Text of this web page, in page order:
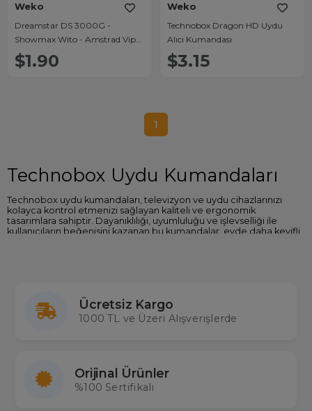
Weko
Dreamstar DS 3000G -
Showmax Wito - Amstrad Viper
- Saturk HD Uydu Alıcı
Kumandası
$1.90
Weko
Technobox Dragon HD Uydu
Alıcı Kumandası
$3.15
1
Technobox Uydu Kumandaları
Technobox uydu kumandaları, televizyon ve uydu cihazlarınızı
kolayca kontrol etmenizi sağlayan kaliteli ve ergonomik
tasarımlara sahiptir. Dayanıklılığı, uyumluluğu ve işlevselliği ile
kullanıcıların beğenisini kazanan bu kumandalar, evde daha keyifli
Geniş Uyumluluk:Technobox uydu kumandaları, birçok
modelle uyumlu çalışarak ekstra bir ayar yapmanıza gerek
kalmadan kullanıma hazırdır.
avantajı sağlar.
Kullanım Kolaylığı:Basit ve anlaşılır tuş dizilimi sayesinde
herkes tarafından kolayca kullanılabilir.
Ücretsiz Kargo
1000 TL ve Üzeri Alışverişlerde
Orijinal Ürünler
%100 Sertifikalı